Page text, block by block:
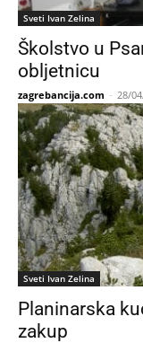
Sveti Ivan Zelina
Školstvo u
obljetnicu
zagrebancija.com - 28/
Sveti Ivan Zelina
Planinarska
zakup